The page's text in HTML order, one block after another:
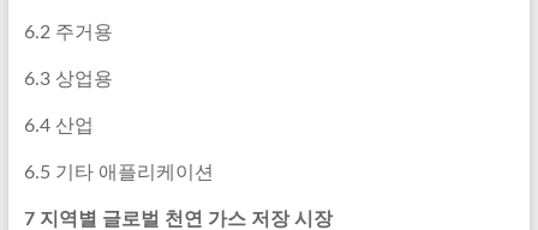
6.2 주거용
6.3 상업용
6.4 산업
6.5 기타 애플리케이션
7 지역별 글로벌 천연 가스 저장 시장